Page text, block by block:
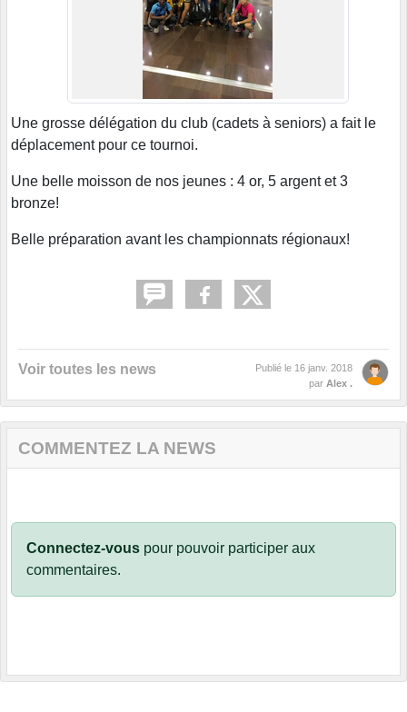
Une grosse délégation du club (cadets à seniors) a fait le
déplacement pour ce tournoi.
Une belle moisson de nos jeunes : 4 or, 5 argent et 3
bronze!
Belle préparation avant les championnats régionaux!
Voir toutes les news Publié le 16 janv. 2018
par Alex .
COMMENTEZ LA NEWS
Connectez-vous pour pouvoir participer aux
commentaires.